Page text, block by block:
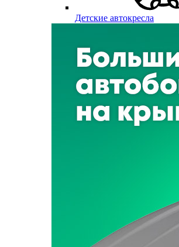
Детские автокресла